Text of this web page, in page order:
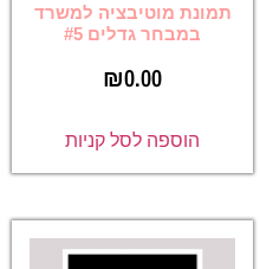
תמונת מוטיבציה למשרד
במבחר גדלים #5
₪0.00
הוספה לסל קניות